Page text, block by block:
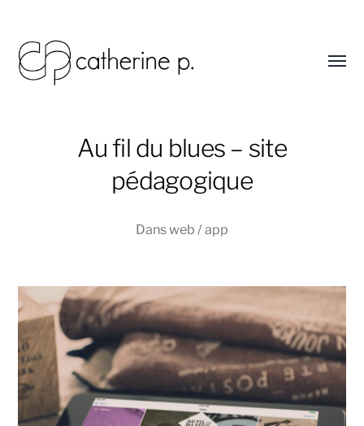
graphisteAu fil du blues – site
pédagogique
Dansweb / app